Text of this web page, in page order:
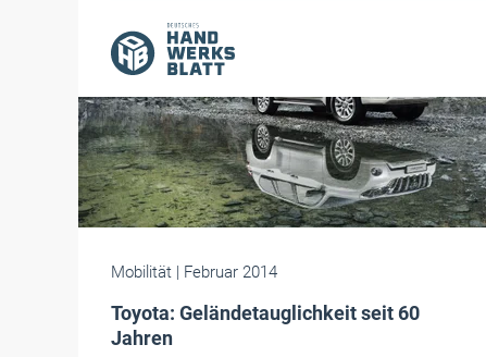
Mobilität | Februar 2014
Toyota: Geländetauglichkeit seit 60
Jahren